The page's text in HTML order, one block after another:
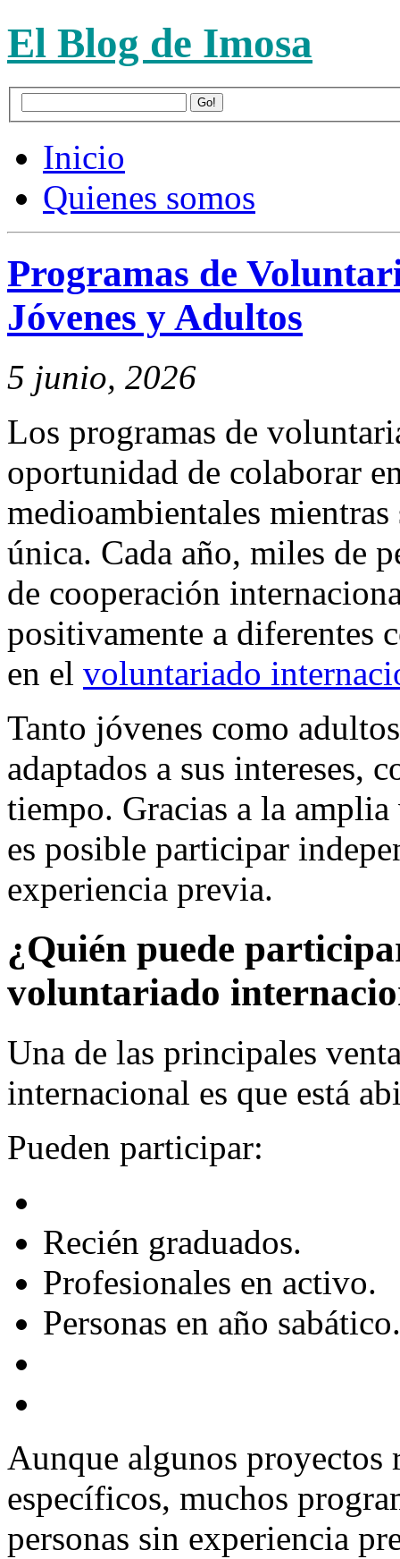
El Blog de Imosa
Inicio
Quienes somos
Programas de
Jóvenes y Adultos
5 junio, 2026
Los programas de
oportunidad de colaborar
medioambientales
única. Cada año, miles de
de cooperación
positivamente a diferentes
en el voluntariado
Tanto jóvenes como
adaptados a sus intereses,
tiempo. Gracias a la
es posible participar
experiencia previa.
¿Quién puede
voluntariado
Una de las principales
internacional es que está
Pueden participar:
Recién graduados.
Profesionales en activo.
Personas en año sabático.
Aunque algunos proyectos
específicos, muchos
personas sin experiencia